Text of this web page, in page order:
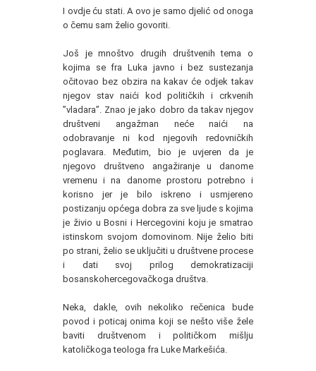
I ovdje ću stati. A ovo je samo djelić od onoga
o čemu sam želio govoriti.
Još je mnoštvo drugih društvenih tema o
kojima se fra Luka javno i bez sustezanja
očitovao bez obzira na kakav će odjek takav
njegov stav naići kod političkih i crkvenih
”vladara”. Znao je jako dobro da takav njegov
društveni angažman neće naići na
odobravanje ni kod njegovih redovničkih
poglavara. Međutim, bio je uvjeren da je
njegovo društveno angažiranje u danome
vremenu i na danome prostoru potrebno i
korisno jer je bilo iskreno i usmjereno
postizanju općega dobra za sve ljude s kojima
je živio u Bosni i Hercegovini koju je smatrao
istinskom svojom domovinom. Nije želio biti
po strani, želio se uključiti u društvene procese
i dati svoj prilog demokratizaciji
bosanskohercegovačkoga društva.
Neka, dakle, ovih nekoliko rečenica bude
povod i poticaj onima koji se nešto više žele
baviti društvenom i političkom mišlju
katoličkoga teologa fra Luke Markešića.